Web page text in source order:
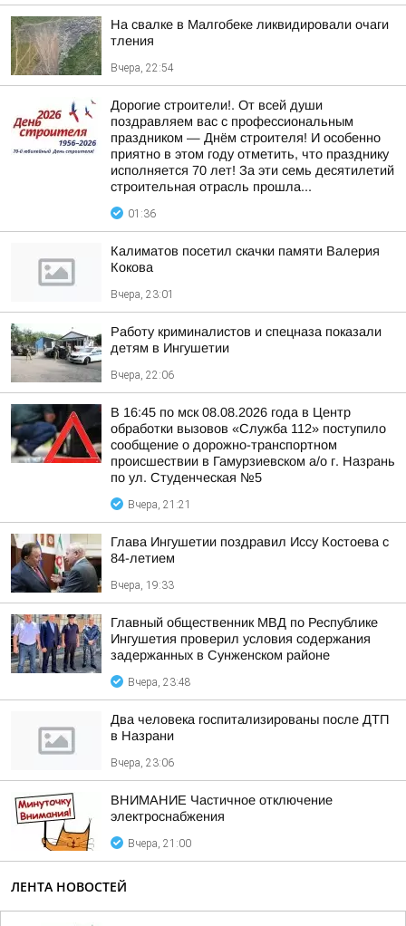
На свалке в Малгобеке ликвидировали очаги
тления
Вчера, 22:54
Дорогие строители!. От всей души
поздравляем вас с профессиональным
праздником — Днём строителя! И особенно
приятно в этом году отметить, что празднику
исполняется 70 лет! За эти семь десятилетий
строительная отрасль прошла...
01:36
Калиматов посетил скачки памяти Валерия
Кокова
Вчера, 23:01
Работу криминалистов и спецназа показали
детям в Ингушетии
Вчера, 22:06
В 16:45 по мск 08.08.2026 года в Центр
обработки вызовов «Служба 112» поступило
сообщение о дорожно-транспортном
происшествии в Гамурзиевском а/о г. Назрань
по ул. Студенческая №5
Вчера, 21:21
Глава Ингушетии поздравил Иссу Костоева с
84-летием
Вчера, 19:33
Главный общественник МВД по Республике
Ингушетия проверил условия содержания
задержанных в Сунженском районе
Вчера, 23:48
Два человека госпитализированы после ДТП
в Назрани
Вчера, 23:06
ВНИМАНИЕ Частичное отключение
электроснабжения
Вчера, 21:00
ЛЕНТА НОВОСТЕЙ